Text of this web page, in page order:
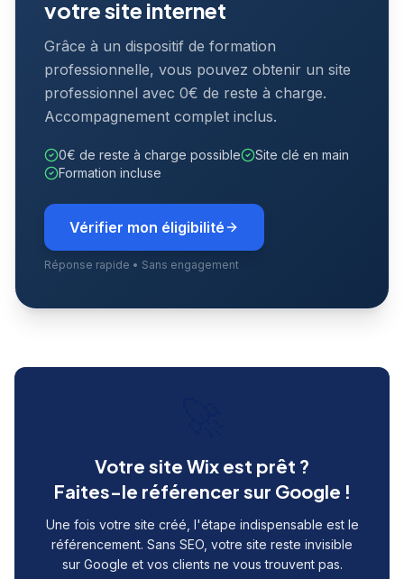
votre site internet
Grâce à un dispositif de formation
professionnelle, vous pouvez obtenir un site
professionnel avec 0€ de reste à charge.
Accompagnement complet inclus.
0€ de reste à charge possible
Site clé en main
Formation incluse
Vérifier mon éligibilité
Réponse rapide • Sans engagement
Votre site Wix est prêt ?
Faites-le référencer sur Google !
Une fois votre site créé, l'étape indispensable est le
référencement. Sans SEO, votre site reste invisible
sur Google et vos clients ne vous trouvent pas.